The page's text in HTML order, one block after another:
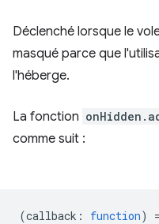
Déclenché lorsque le
masqué parce que
l'héberge.
La fonction
comme suit :
(callback : function)